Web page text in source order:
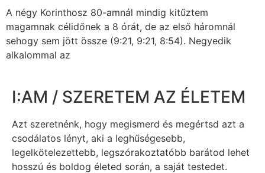
A négy Korinthosz 80-amnál mindig kitűztem
magamnak célidőnek a 8 órát, de az első háromnál
sehogy sem jött össze (9:21, 9:21, 8:54). Negyedik
alkalommal az
I:AM / SZERETEM AZ ÉLETEM
Azt szeretnénk, hogy megismerd és megértsd azt a
csodálatos lényt, aki a leghűségesebb,
legelkötelezettebb, legszórakoztatóbb barátod lehet
hosszú és boldog életed során, a saját testedet.